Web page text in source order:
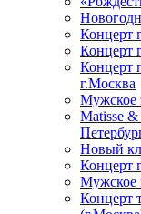
Концерт
Концерт
Концерт
г.Москва
Мужское
Matissе
Новый
Концерт
Мужское
Концерт